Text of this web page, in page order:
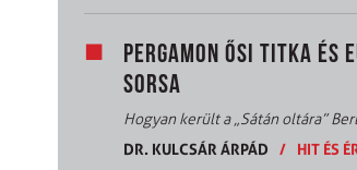
PERGAMON ŐSI TITKA ÉS
SORSA
Hogyan került a „Sátán oltára”
DR. KULCSÁR ÁRPÁD
/ HIT ÉS